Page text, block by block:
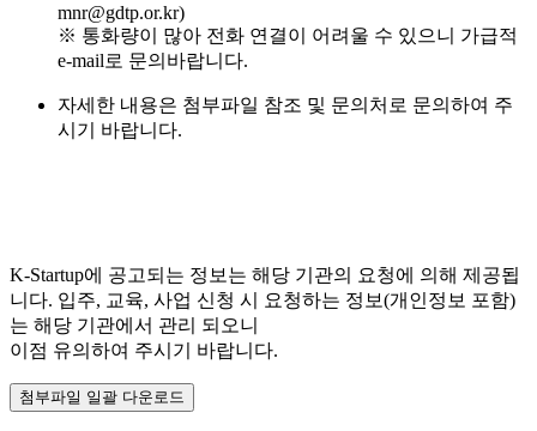
mnr@gdtp.or.kr)
※ 통화량이 많아 전화 연결이 어려울 수 있으니 가급적
e-mail로 문의바랍니다.
자세한 내용은 첨부파일 참조 및 문의처로 문의하여 주
시기 바랍니다.
K-Startup에 공고되는 정보는 해당 기관의 요청에 의해 제공됩
니다. 입주, 교육, 사업 신청 시 요청하는 정보(개인정보 포함)
는 해당 기관에서 관리 되오니
이점 유의하여 주시기 바랍니다.
첨부파일 일괄 다운로드